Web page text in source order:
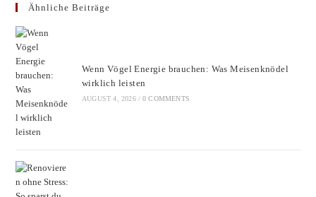
Ähnliche Beiträge
Wenn Vögel Energie brauchen: Was Meisenknödel
wirklich leisten
AUGUST 4, 2026 / 0 COMMENTS